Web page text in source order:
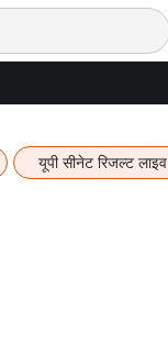
यूपी सीनेट रिजल्ट लाइव